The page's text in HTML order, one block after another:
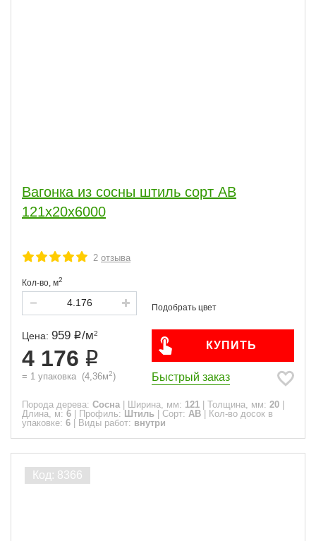
Вагонка из сосны штиль сорт АВ
121x20x6000
2 отзыва
Кол-во, м2
Цена: 959 /м2
4 176
= 1 упаковка (4,36м2)
КУПИТЬ
Быстрый заказ
Порода дерева: Сосна Ширина, мм: 121 Толщина, мм: 20
Длина, м: 6 Профиль: Штиль Сорт: АВ
Кол-во досок в
упаковке: 6 Виды работ: внутри